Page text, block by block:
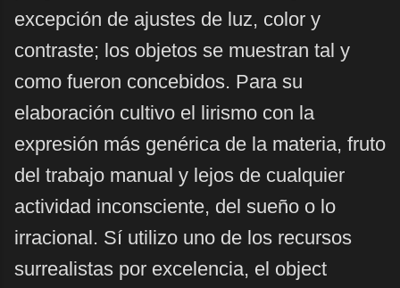
excepción de ajustes de luz, color y
contraste; los objetos se muestran tal y
como fueron concebidos. Para su
elaboración cultivo el lirismo con la
expresión más genérica de la materia, fruto
del trabajo manual y lejos de cualquier
actividad inconsciente, del sueño o lo
irracional. Sí utilizo uno de los recursos
surrealistas por excelencia, el object